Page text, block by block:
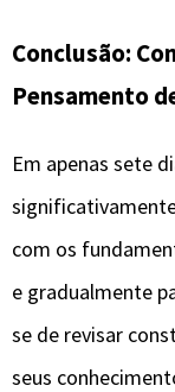
Conclusão:
Pensamento
Em apenas sete
com os
e gradualmente
se de revisar
seus